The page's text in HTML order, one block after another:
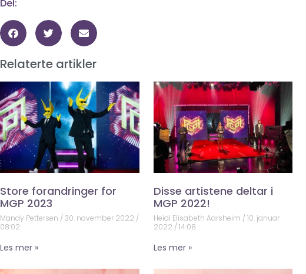
Del:
Relaterte artikler
Store forandringer for
MGP 2023
Mandy Pettersen
30. november 2022
08:02
Les mer »
Disse artistene deltar i
MGP 2022!
Heidi Elisabeth Aarsheim 10. januar
2022 14:08
Les mer »